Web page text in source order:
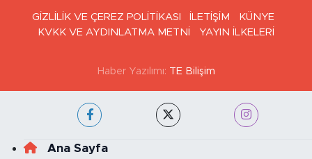
GİZLİLİK VE ÇEREZ POLİTİKASI İLETİŞİM
KÜNYE
KVKK VE AYDINLATMA METNİ
YAYIN İLKELERİ
Haber Yazılımı: TE Bilişim
Ana Sayfa